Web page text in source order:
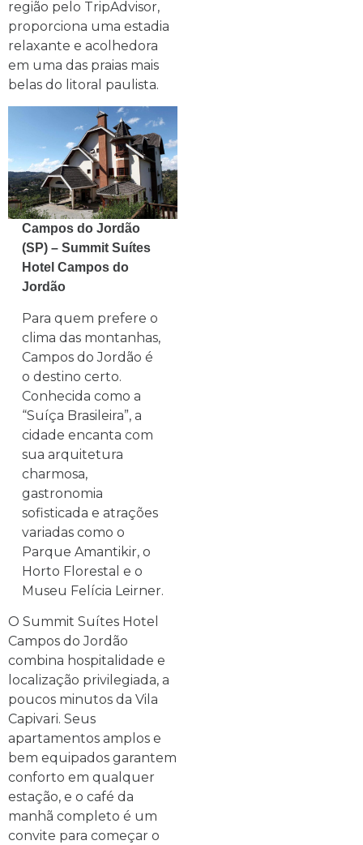
região pelo TripAdvisor,
proporciona uma estadia
relaxante e acolhedora
em uma das praias mais
belas do litoral paulista.
Campos do Jordão
(SP) – Summit Suítes
Hotel Campos do
Jordão
Para quem prefere o
clima das montanhas,
Campos do Jordão é
o destino certo.
Conhecida como a
“Suíça Brasileira”, a
cidade encanta com
sua arquitetura
charmosa,
gastronomia
sofisticada e atrações
variadas como o
Parque Amantikir, o
Horto Florestal e o
Museu Felícia Leirner.
O Summit Suítes Hotel
Campos do Jordão
combina hospitalidade e
localização privilegiada, a
poucos minutos da Vila
Capivari. Seus
apartamentos amplos e
bem equipados garantem
conforto em qualquer
estação, e o café da
manhã completo é um
convite para começar o